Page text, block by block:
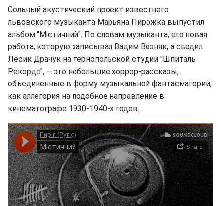
Сольный акустический проект известного
львовского музыканта Марьяна Пирожка выпустил
альбом "Містичний". По словам музыканта, его новая
работа, которую записывал Вадим Возняк, а сводил
Лесик Драчук на тернопольской студии "Шпиталь
Рекордс", – это небольшие хоррор-рассказы,
объединенные в форму музыкальной фантасмагории,
как аллегория на подобное направление в
кинематографе 1930-1940-х годов.